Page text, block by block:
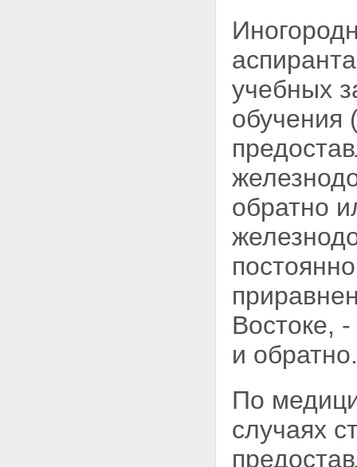
учебных
обучения
обратно
Востоке,
и обратно.
По
случаях